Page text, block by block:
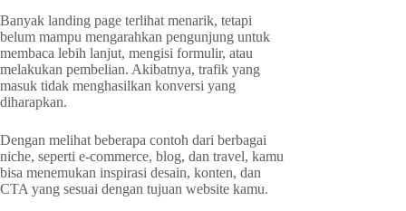
Banyak landing page terlihat menarik, tetapi
belum mampu mengarahkan pengunjung untuk
membaca lebih lanjut, mengisi formulir, atau
melakukan pembelian. Akibatnya, trafik yang
masuk tidak menghasilkan konversi yang
diharapkan.
Dengan melihat beberapa contoh dari berbagai
niche, seperti e-commerce, blog, dan travel, kamu
bisa menemukan inspirasi desain, konten, dan
CTA yang sesuai dengan tujuan website kamu.